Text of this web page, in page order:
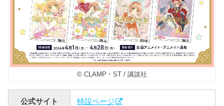
© CLAMP・ST / 講談社
公式サイト 特設ページ